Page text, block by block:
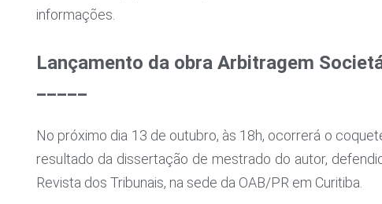
informações.
Lançamento da obra Arbitragem
No próximo dia 13 de outubro, às 18h, ocorrerá o
resultado da dissertação de mestrado do autor,
Revista dos Tribunais, na sede da OAB/PR em Curitiba.